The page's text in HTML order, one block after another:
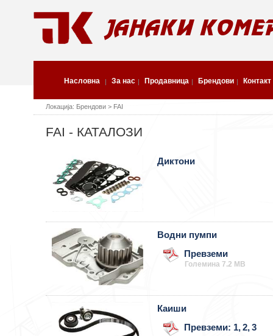
Насловна За нас Продавница Брендови Контакт
Локација: Брендови > FAI
FAI - КАТАЛОЗИ
Диктони
Водни пумпи
Превземи
Големина 7.2 MB
Каиши
Превземи: 1,2,3